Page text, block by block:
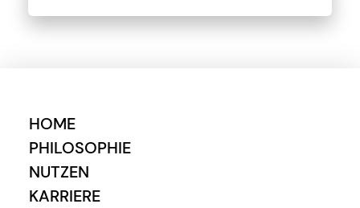
HOME
PHILOSOPHIE
NUTZEN
KARRIERE